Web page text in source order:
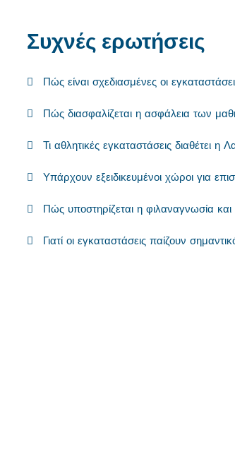
Συχνές ερωτήσεις
Πώς είναι σχεδιασμένες οι
Πώς διασφαλίζεται η ασφάλεια των
Τι αθλητικές εγκαταστάσεις διαθέτει η
Υπάρχουν εξειδικευμένοι χώροι για
Πώς υποστηρίζεται η φιλαναγνωσία
Γιατί οι εγκαταστάσεις παίζουν